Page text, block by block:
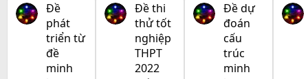
Đề
phát
triển từ
đề
minh
Đề thi
thử tốt
nghiệp
THPT
2022
Đề dự
đoán
cấu
trúc
minh